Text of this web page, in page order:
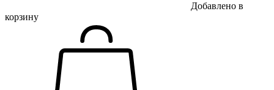
Добавлено в
корзину